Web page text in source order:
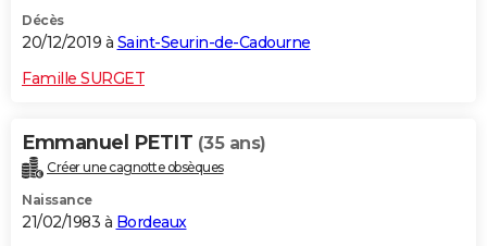
Décès
20/12/2019 à Saint-Seurin-de-Cadourne
Famille SURGET
Emmanuel PETIT (35 ans)
Créer une cagnotte obsèques
Naissance
21/02/1983 à Bordeaux